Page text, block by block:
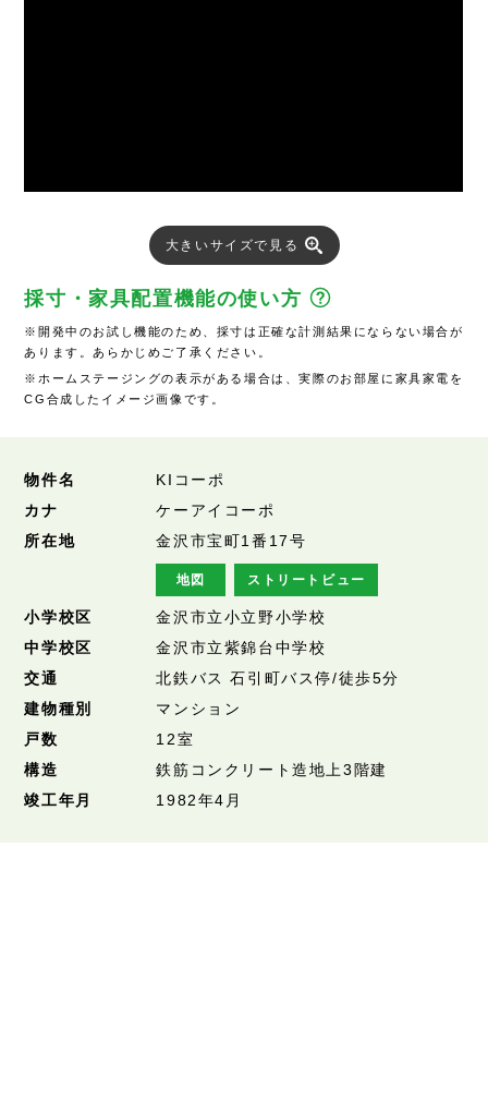
大きいサイズで見る
採寸・家具配置機能の使い方
※開発中のお試し機能のため、採寸は正確な計測結果にならない場合が
あります。あらかじめご了承ください。
※ホームステージングの表示がある場合は、実際のお部屋に家具家電を
CG合成したイメージ画像です。
物件名
KIコーポ
カナ
ケーアイコーポ
所在地
金沢市宝町1番17号
地図 ストリートビュー
小学校区
金沢市立小立野小学校
中学校区
金沢市立紫錦台中学校
交通
北鉄バス 石引町バス停/徒歩5分
建物種別
マンション
戸数
12室
構造
鉄筋コンクリート造地上3階建
竣工年月
1982年4月